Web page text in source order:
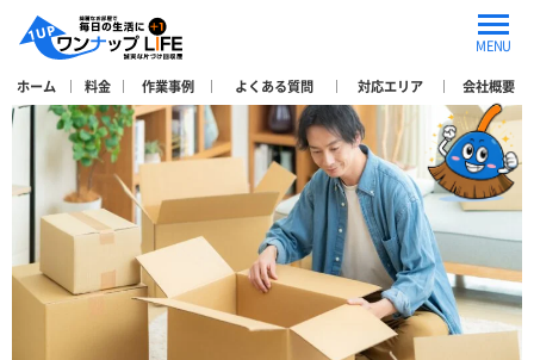
MENU
ホーム
料金 作業事例 よくある質問 対応エリア 会社概要
Category Archives: 断捨離